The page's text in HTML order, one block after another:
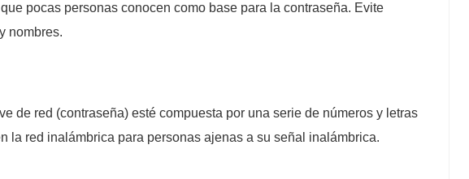
pocas personas conocen como base para la contraseña. Evite
nombres.
de red (contraseña) esté compuesta por una serie de números y letras
la red inalámbrica para personas ajenas a su señal inalámbrica.